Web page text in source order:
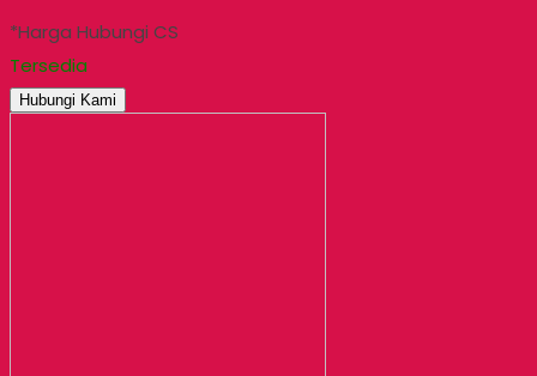
*Harga Hubungi CS
Tersedia
Hubungi Kami